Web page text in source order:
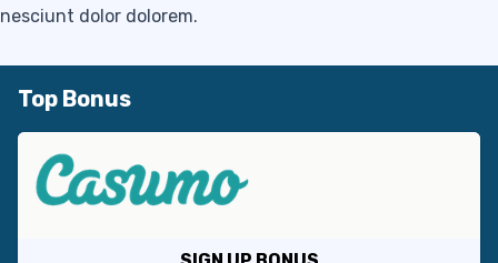
nesciunt dolor dolorem.
Top Bonus